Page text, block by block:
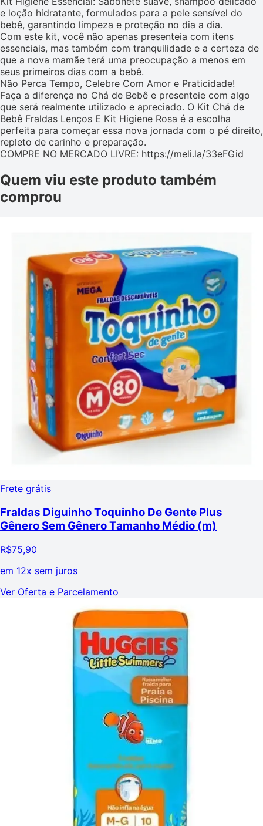
e loção hidratante, formulados para a pele sensível do
bebê, garantindo limpeza e proteção no dia a dia.
Com este kit, você não apenas presenteia com itens
essenciais, mas também com tranquilidade e a certeza de
que a nova mamãe terá uma preocupação a menos em
seus primeiros dias com a bebê.
Não Perca Tempo, Celebre Com Amor e Praticidade!
Faça a diferença no Chá de Bebê e presenteie com algo
que será realmente utilizado e apreciado. O Kit Chá de
Bebê Fraldas Lenços E Kit Higiene Rosa é a escolha
perfeita para começar essa nova jornada com o pé direito,
repleto de carinho e preparação.
COMPRE NO MERCADO LIVRE: https://meli.la/33eFGid
Quem viu este produto também
comprou
Frete grátis
Fraldas Diguinho Toquinho De Gente Plus
Gênero Sem Gênero Tamanho Médio (m)
R$75,90
em 12x sem juros
Ver Oferta e Parcelamento